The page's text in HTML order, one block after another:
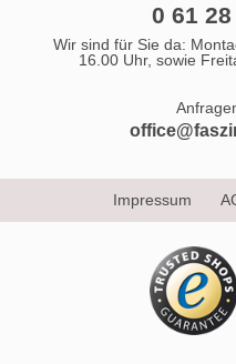
0 61
Wir sind für Sie da:
16.00 Uhr, sowie
Impressum